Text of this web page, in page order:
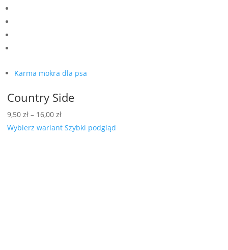
Karma mokra dla psa
Country Side
9,50 zł – 16,00 złZakres
cen:
Wybierz wariant Szybki podgląd